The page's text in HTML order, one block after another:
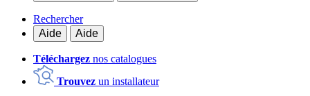
Rechercher
Aide
Aide
Téléchargez nos catalogues
Trouvez un installateur